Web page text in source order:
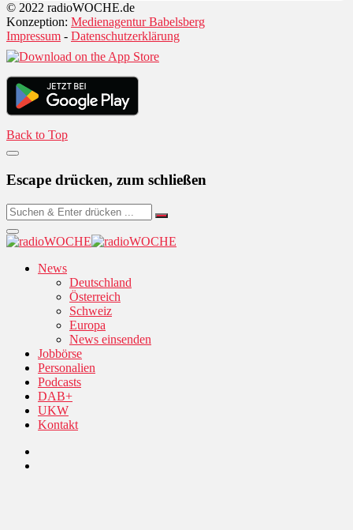
© 2022 radioWOCHE.de
Konzeption: Medienagentur Babelsberg
Impressum - Datenschutzerklärung
Back to Top
Escape drücken, zum schließen
News
Deutschland
Österreich
Schweiz
Europa
News einsenden
Jobbörse
Personalien
Podcasts
DAB+
UKW
Kontakt